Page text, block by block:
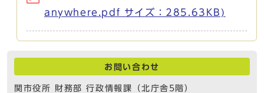
anywhere.pdf サイズ：285.63KB)
お問い合わせ
関市役所 財務部 行政情報課（北庁舎5階）